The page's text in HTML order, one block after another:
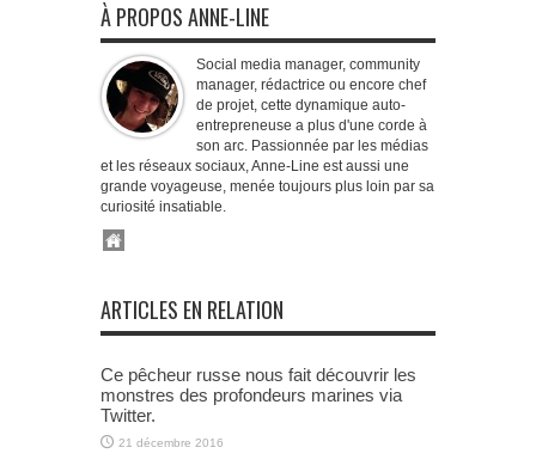
À PROPOS ANNE-LINE
Social media manager, community
manager, rédactrice ou encore chef
de projet, cette dynamique auto-
entrepreneuse a plus d'une corde à
son arc. Passionnée par les médias
et les réseaux sociaux, Anne-Line est aussi une
grande voyageuse, menée toujours plus loin par sa
curiosité insatiable.
ARTICLES EN RELATION
Ce pêcheur russe nous fait découvrir les
monstres des profondeurs marines via
Twitter.
21 décembre 2016